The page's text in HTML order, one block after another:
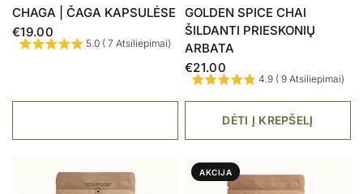
CHAGA | ČAGA KAPSULĖSE
€19.00
5.0 ( 7 Atsiliepimai)
GOLDEN SPICE CHAI
ŠILDANTI PRIESKONIŲ
ARBATA
€21.00
4.9 ( 9 Atsiliepimai)
DĖTI Į KREPŠELĮ
AKCIJA